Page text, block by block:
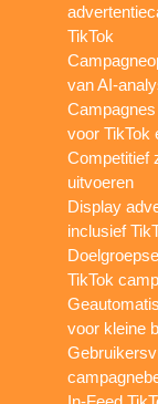
TikTok
van AI-
voor TikTok
Competitief
uitvoeren
Display
inclusief
TikTok
voor kleine